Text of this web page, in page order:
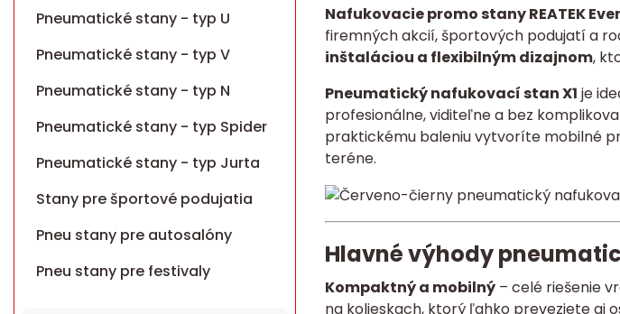
Pneumatické stany - typ U
Pneumatické stany - typ V
Pneumatické stany - typ N
Pneumatické stany - typ Spider
Pneumatické stany - typ Jurta
Stany pre športové podujatia
Pneu stany pre autosalóny
Pneu stany pre festivaly
Nafukovacie promo stany REATEK
firemných akcií, športových podujatí a
inštaláciou a flexibilným dizajnom,
Pneumatický nafukovací stan X1 je
profesionálne, viditeľne a bez
praktickému baleniu vytvoríte mobilné
teréne.
Hlavné výhody
Kompaktný a mobilný– celé riešenie
na kolieskach, ktorý ľahko preveziete aj